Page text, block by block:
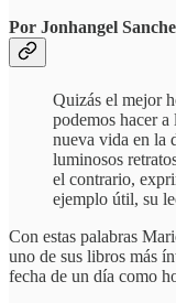
Por Jonhangel
Quizás el mejor
podemos hacer a
nueva vida en la
luminosos
el contrario,
ejemplo útil, su
Con estas palabras
uno de sus libros más
fecha de un día como